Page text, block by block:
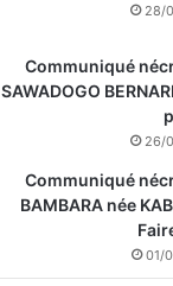
28/
Communiqué
SAWADOGO
26/
Communiqué
BAMBARA née
01/